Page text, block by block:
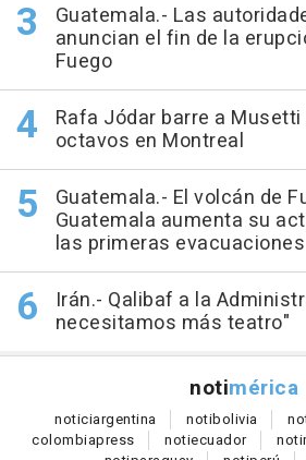
Guatemala.- Las
anuncian el fin de la
Fuego
Rafa Jódar barre a
octavos en Montreal
Guatemala.- El volcán de
Guatemala aumenta su
las primeras evacuaciones
Irán.- Qalibaf a la
necesitamos más teatro"
notimérica
noticiargentina notibolivia
colombiapress notiecuador noti